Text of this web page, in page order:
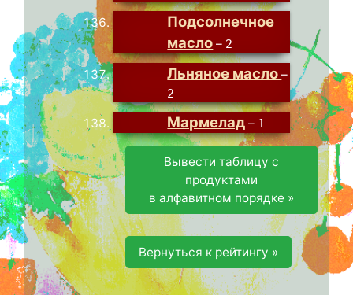
Подсолнечное
масло – 2
Льняное масло–
2
Мармелад – 1
Вывести таблицу с
продуктами
в алфавитном порядке »
Вернуться к рейтингу »